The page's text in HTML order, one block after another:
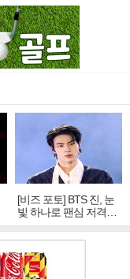
[비즈 포토] BTS 진, 눈
빛 하나로 팬심 저격…
독보적 카리스마